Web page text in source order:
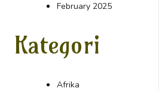
February 2025
Kategori
Afrika